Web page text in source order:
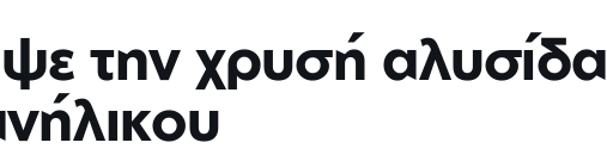
την χρυσή αλυσίδα